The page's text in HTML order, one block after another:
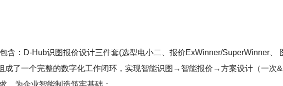
包含：D-Hub识图报价设计三件套(选型电小二、报价ExWinner/SuperWinner、
成了一个完整的数字化工作闭环，实现智能识图→智能报价→方案设计（一
，为企业智能制造筑牢基础：